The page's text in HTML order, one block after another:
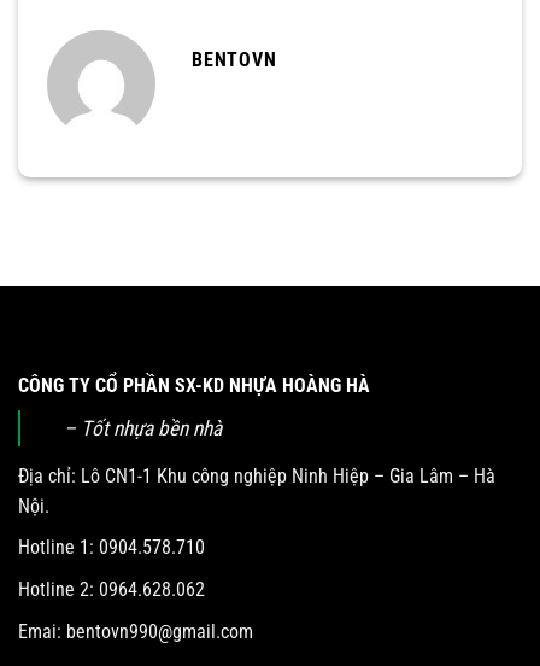
BENTOVN
CÔNG TY CỔ PHẦN SX-KD NHỰA HOÀNG HÀ
– Tốt nhựa bền nhà
Địa chỉ: Lô CN1-1 Khu công nghiệp Ninh Hiệp – Gia Lâm – Hà
Nội.
Hotline 1: 0904.578.710
Hotline 2: 0964.628.062
Emai: bentovn990@gmail.com